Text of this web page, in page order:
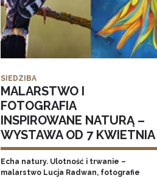
SIEDZIBA
MALARSTWO I
FOTOGRAFIA
INSPIROWANE NATURĄ –
WYSTAWA OD 7 KWIETNIA
Echa natury. Ulotność i trwanie –
malarstwo Lucja Radwan, fotografie